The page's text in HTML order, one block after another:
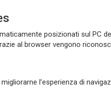
posizionati sul PC
al browser vengono
l’esperienza di